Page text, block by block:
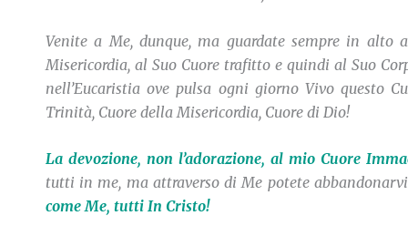
Venite a Me, dunque, ma guardate sempre in alto
Misericordia, al Suo Cuore trafitto e quindi al Suo
nell’Eucaristia ove pulsa ogni giorno Vivo questo
Trinità, Cuore della Misericordia, Cuore di Dio!
La devozione, non l’adorazione, al mio Cuore
tutti in me, ma attraverso di Me potete
come Me, tutti In Cristo!